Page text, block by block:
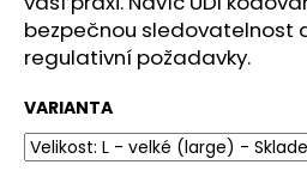
bezpečnou sledovatelnost
regulativní požadavky.
VARIANTA
D
o
p
o
r